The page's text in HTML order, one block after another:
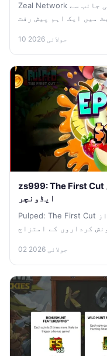
Zeal Network کی جانب سے SevenCanyon کے حصول کا فیصلہ
10 جولائی 2026
zs999: The First Cut سلاٹ کا جائزہ: ایک ٹراپیکل کچن
ایڈونچر
Pulped: The First Cut از Light and Wonder ایک ایسا گیم ہے
02 جولائی 2026